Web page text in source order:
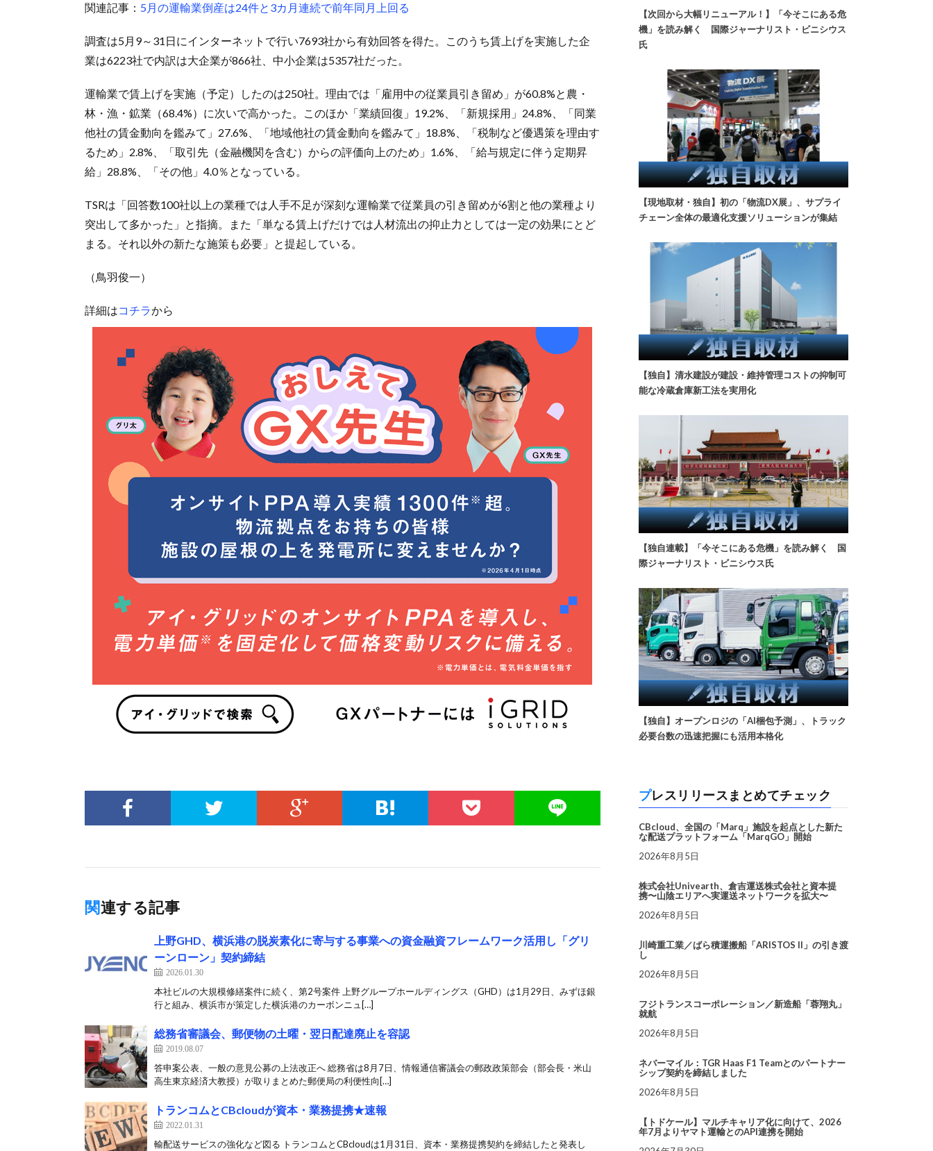
関連記事： 5月の運輸業倒産は24件と3カ月連続で前年同月上回る
調査は5月9～31日にインターネットで行い7693社から有効回答を得た。このうち賃上げを実施した企
業は6223社で内訳は大企業が866社、中小企業は5357社だった。
運輸業で賃上げを実施（予定）したのは250社。理由では「雇用中の従業員引き留め」が60.8%と農・
林・漁・鉱業（68.4%）に次いで高かった。このほか「業績回復」19.2%、「新規採用」24.8%、「同業
他社の賃金動向を鑑みて」27.6%、「地域他社の賃金動向を鑑みて」18.8%、「税制など優遇策を理由す
るため」2.8%、「取引先（金融機関を含む）からの評価向上のため」1.6%、「給与規定に伴う定期昇
給」28.8%、「その他」4.0％となっている。
TSRは「回答数100社以上の業種では人手不足が深刻な運輸業で従業員の引き留めが6割と他の業種より
突出して多かった」と指摘。また「単なる賃上げだけでは人材流出の抑止力としては一定の効果にとど
まる。それ以外の新たな施策も必要」と提起している。
（鳥羽俊一）
詳細はコチラから
関連する記事
上野GHD、横浜港の脱炭素化に寄与する事業への資金融資フレームワーク活用し「グリ
ーンローン」契約締結
2026.01.30
本社ビルの大規模修繕案件に続く、第2号案件 上野グループホールディングス（GHD）は1月29日、みずほ銀
行と組み、横浜市が策定した横浜港のカーボンニュ[…]
総務省審議会、郵便物の土曜・翌日配達廃止を容認
2019.08.07
答申案公表、一般の意見公募の上法改正へ 総務省は8月7日、情報通信審議会の郵政政策部会（部会長・米山
高生東京経済大教授）が取りまとめた郵便局の利便性向[…]
トランコムとCBcloudが資本・業務提携★速報
2022.01.31
輸配送サービスの強化など図る トランコムとCBcloudは1月31日、資本・業務提携契約を締結したと発表し
【次回から大幅リニューアル！】「今そこにある危
機」を読み解く 国際ジャーナリスト・ビニシウス
氏
【現地取材・独自】初の「物流DX展」、サプライ
チェーン全体の最適化支援ソリューションが集結
【独自】清水建設が建設・維持管理コストの抑制可
能な冷蔵倉庫新工法を実用化
【独自連載】「今そこにある危機」を読み解く 国
際ジャーナリスト・ビニシウス氏
【独自】オープンロジの「AI梱包予測」、トラック
必要台数の迅速把握にも活用本格化
プレスリリースまとめてチェック
CBcloud、全国の「Marq」施設を起点とした新た
な配送プラットフォーム「MarqGO」開始
2026年8月5日
株式会社Univearth、倉吉運送株式会社と資本提
携〜山陰エリアへ実運送ネットワークを拡大〜
2026年8月5日
川崎重工業／ばら積運搬船「ARISTOS II」の引き渡
し
2026年8月5日
フジトランスコーポレーション／新造船「蓉翔丸」
就航
2026年8月5日
ネバーマイル：TGR Haas F1 Teamとのパートナー
シップ契約を締結しました
2026年8月5日
【トドケール】マルチキャリア化に向けて、2026
年7月よりヤマト運輸とのAPI連携を開始